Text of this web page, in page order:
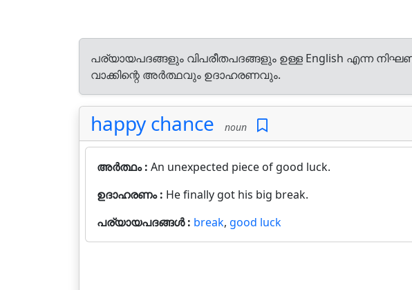
പര്യായപദങ്ങളും വിപരീതപദങ്ങളും ഉള്ള English എന്ന
വാക്കിന്റെ അർത്ഥവും ഉദാഹരണവും.
happy chance noun
അർത്ഥം : An unexpected piece of good luck.
ഉദാഹരണം : He finally got his big break.
പര്യായപദങ്ങൾ : break, good luck